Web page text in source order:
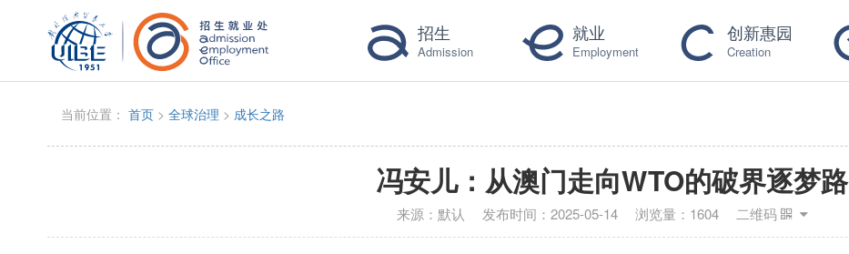
招生
Admission
就业
Employment
创新惠园
Creation
当前位置： 首页 > 全球治理 > 成长之路
冯安儿：从澳门走向WTO的破界逐梦路
来源： 默认 发布时间： 2025-05-14 浏览量： 1604 二维码